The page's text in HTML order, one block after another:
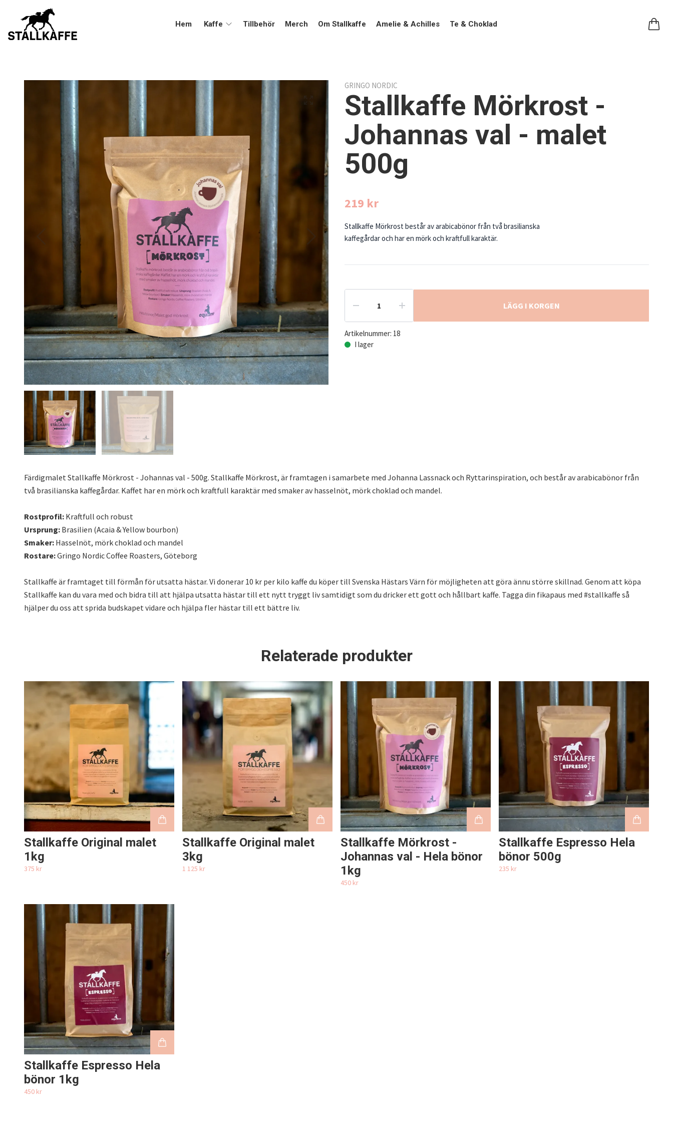
Hem Kaffe Tillbehör Merch Om Stallkaffe Amelie & Achilles Te & Choklad
GRINGO NORDIC
Stallkaffe Mörkrost -
Johannas val - malet
500g
219 kr
Stallkaffe Mörkrost består av arabicabönor från två brasilianska
kaffegårdar och har en mörk och kraftfull karaktär.
LÄGG I KORGEN
Artikelnummer: 18
I lager
Färdigmalet Stallkaffe Mörkrost - Johannas val - 500g. Stallkaffe Mörkrost, är framtagen i samarbete med Johanna Lassnack och Ryttarinspiration, och består av arabicabönor från
två brasilianska kaffegårdar. Kaffet har en mörk och kraftfull karaktär med smaker av hasselnöt, mörk choklad och mandel.
Rostprofil: Kraftfull och robust
Ursprung: Brasilien (Acaia & Yellow bourbon)
Smaker: Hasselnöt, mörk choklad och mandel
Rostare:Gringo Nordic Coffee Roasters, Göteborg
Stallkaffe är framtaget till förmån för utsatta hästar. Vi donerar 10 kr per kilo kaffe du köper till Svenska Hästars Värn för möjligheten att göra ännu större skillnad. Genom att köpa
Stallkaffe kan du vara med och bidra till att hjälpa utsatta hästar till ett nytt tryggt liv samtidigt som du dricker ett gott och hållbart kaffe. Tagga din fikapaus med #stallkaffe så
hjälper du oss att sprida budskapet vidare och hjälpa fler hästar till ett bättre liv.
Relaterade produkter
Stallkaffe Original malet
1kg
375 kr
Stallkaffe Original malet
3kg
1 125 kr
Stallkaffe Mörkrost -
Johannas val - Hela bönor
1kg
450 kr
Stallkaffe Espresso Hela
bönor 500g
235 kr
Stallkaffe Espresso Hela
bönor 1kg
450 kr